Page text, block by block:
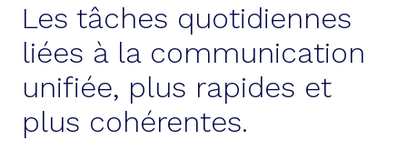
Les tâches quotidiennes
liées à la communication
unifiée, plus rapides et
plus cohérentes.